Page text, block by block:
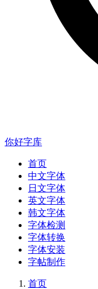
你好字库
首页
中文字体
日文字体
英文字体
韩文字体
字体检测
字体转换
字体安装
字帖制作
首页